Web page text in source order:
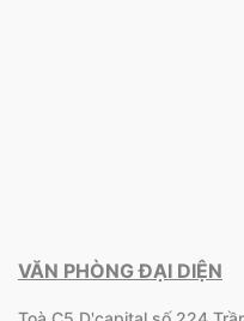
VĂN PHÒNG ĐẠI DIỆN